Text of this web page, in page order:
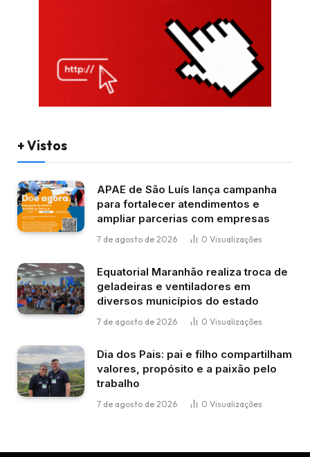
+ Vistos
APAE de São Luís lança campanha
para fortalecer atendimentos e
ampliar parcerias com empresas
7 de agosto de 2026 0 Visualizações
Equatorial Maranhão realiza troca de
geladeiras e ventiladores em
diversos municípios do estado
7 de agosto de 2026 0 Visualizações
Dia dos Pais: pai e filho compartilham
valores, propósito e a paixão pelo
trabalho
7 de agosto de 2026 0 Visualizações